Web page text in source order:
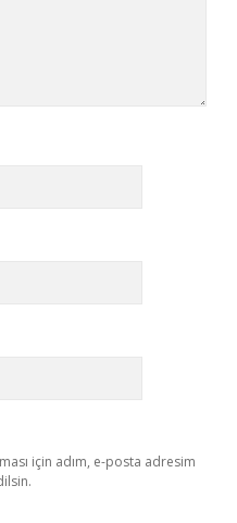
için adım, e-posta adresim